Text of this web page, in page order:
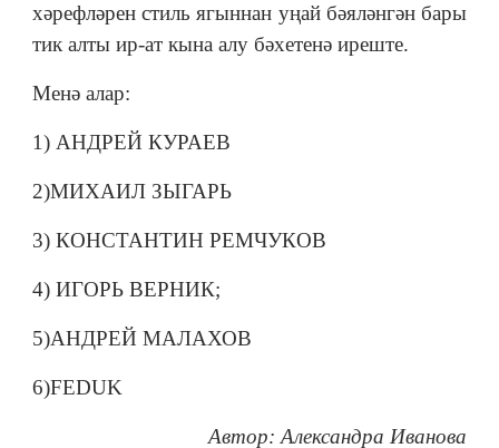
хәрефләрен стиль ягыннан уңай бәяләнгән бары
тик алты ир-ат кына алу бәхетенә иреште.
Менә алар:
1) АНДРЕЙ КУРАЕВ
2)МИХАИЛ ЗЫГАРЬ
3) КОНСТАНТИН РЕМЧУКОВ
4) ИГОРЬ ВЕРНИК;
5)АНДРЕЙ МАЛАХОВ
6)FEDUK
Автор: Александра Иванова